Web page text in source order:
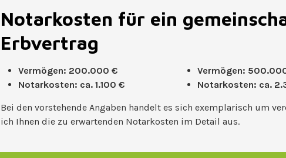
Notarkosten für ein
Erbvertrag
Vermögen: 200.000 €
Notarkosten: ca. 1.100 €
Vermögen:
Notarkosten: ca.
Bei den vorstehende Angaben handelt es sich exemplarisch um
ich Ihnen die zu erwartenden Notarkosten im Detail aus.